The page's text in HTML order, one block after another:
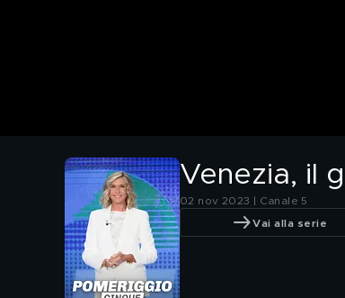
Venezia, il
02 nov 2023 | Canale 5
Vai alla serie